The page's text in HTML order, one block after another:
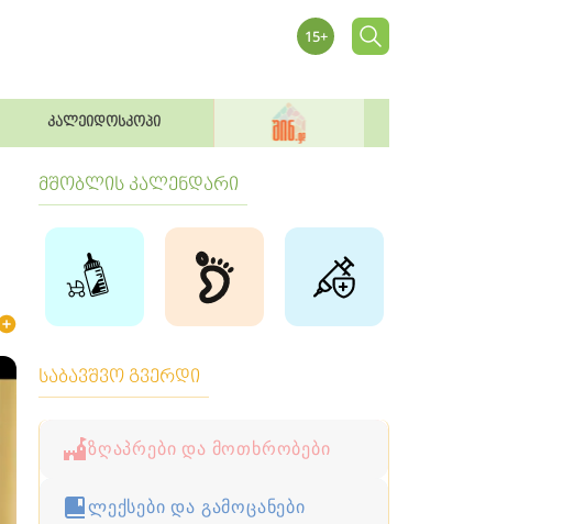
კალეიდოსკოპი
მშობლის კალენდარი
საბავშვო გვერდი
ზღაპრები და მოთხრობები
ლექსები და გამოცანები